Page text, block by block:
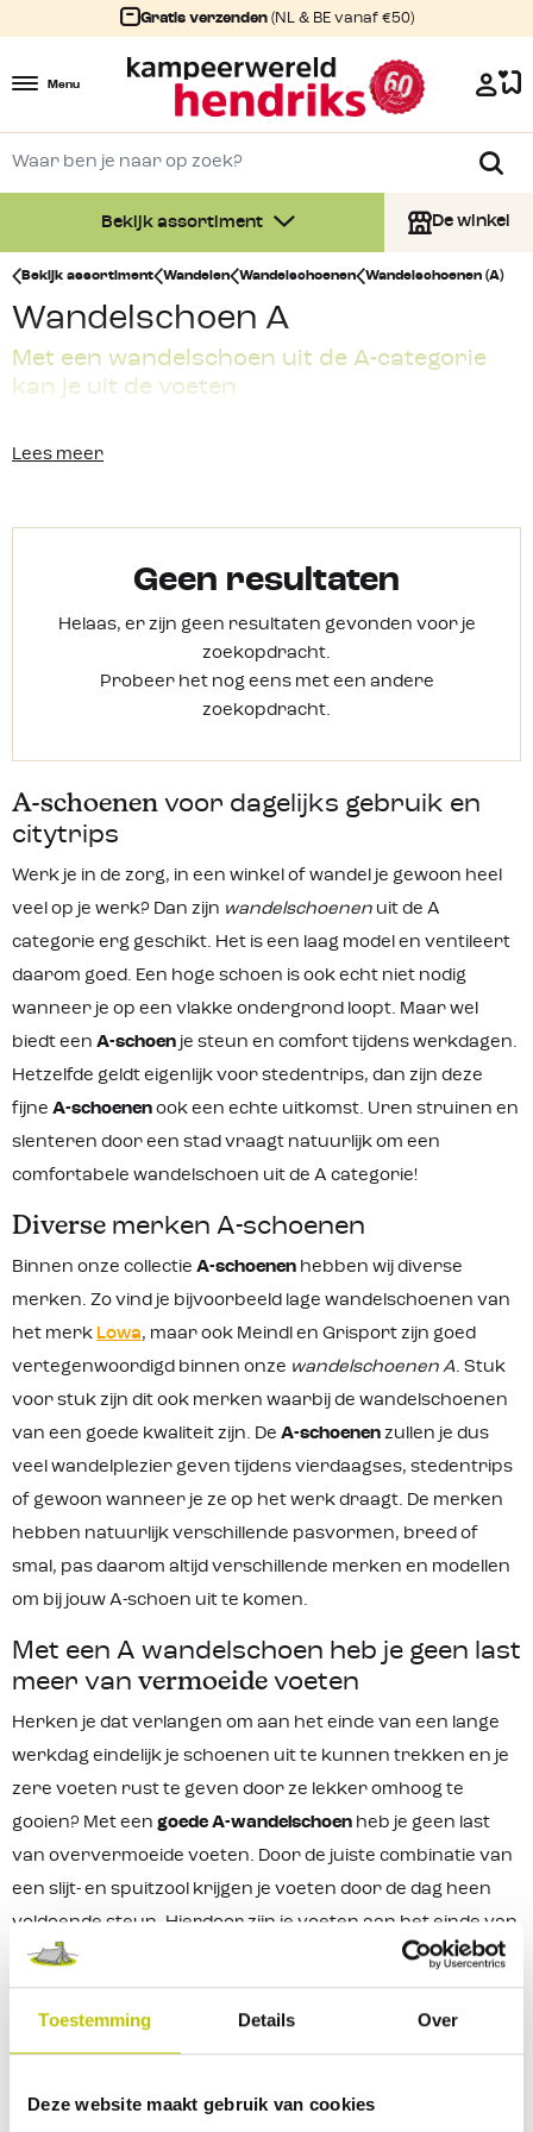
Toestemming Details Over
Deze website maakt gebruik van cookies
Gratis verzenden (NL & BE vanaf €50)
Menu
Bekijk assortiment De winkel
Bekijk assortiment Wandelen Wandelschoenen Wandelschoenen (A)
Wandelschoen A
Met een wandelschoen uit de A-categorie
kan je uit de voeten
wandelingen voldoende steun biedt. De A-schoen geeft je
laag model is wordenwandelschoenenuit de A categorie
Lees meer
Geen resultaten
Helaas, er zijn geen resultaten gevonden voor je
zoekopdracht.
Probeer het nog eens met een andere
zoekopdracht.
A-schoenen voor dagelijks gebruik en
citytrips
Werk je in de zorg, in een winkel of wandel je gewoon heel
veel op je werk? Dan zijn wandelschoenen uit de A
categorie erg geschikt. Het is een laag model en ventileert
daarom goed. Een hoge schoen is ook echt niet nodig
wanneer je op een vlakke ondergrond loopt. Maar wel
biedt een A-schoen je steun en comfort tijdens werkdagen.
Hetzelfde geldt eigenlijk voor stedentrips, dan zijn deze
fijne A-schoenen ook een echte uitkomst. Uren struinen en
slenteren door een stad vraagt natuurlijk om een
comfortabele wandelschoen uit de A categorie!
Diverse merken A-schoenen
Binnen onze collectie A-schoenen hebben wij diverse
merken. Zo vind je bijvoorbeeld lage wandelschoenen van
het merk Lowa, maar ook Meindl en Grisport zijn goed
vertegenwoordigd binnen onze wandelschoenen A. Stuk
voor stuk zijn dit ook merken waarbij de wandelschoenen
van een goede kwaliteit zijn. De A-schoenen zullen je dus
veel wandelplezier geven tijdens vierdaagses, stedentrips
of gewoon wanneer je ze op het werk draagt. De merken
hebben natuurlijk verschillende pasvormen, breed of
smal, pas daarom altijd verschillende merken en modellen
om bij jouw A-schoen uit te komen.
Met een A wandelschoen heb je geen last
meer van vermoeide voeten
Herken je dat verlangen om aan het einde van een lange
werkdag eindelijk je schoenen uit te kunnen trekken en je
zere voeten rust te geven door ze lekker omhoog te
gooien? Met een goede A-wandelschoen heb je geen last
van oververmoeide voeten. Door de juiste combinatie van
een slijt- en spuitzool krijgen je voeten door de dag heen
voldoende steun. Hierdoor zijn je voeten aan het einde van
de dag een stuk minder moe en kun je met je fijnelage
wandelschoenenrustig nog een rondje met de hond lopen
door het bos.
wandelschoenen